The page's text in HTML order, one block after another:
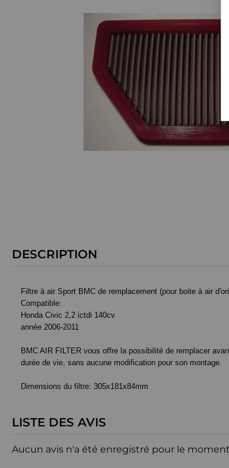
DESCRIPTION
Filtre à air Sport BMC de remplacement (pour boite à air
Compatible:
Honda Civic 2,2 ictdi 140cv
année 2006-2011
BMC AIR FILTER vous offre la possibilité de remplacer
durée de vie, sans aucune modification pour son montage.
Dimensions du filtre: 305x181x84mm
LISTE DES AVIS
Aucun avis n'a été enregistré pour le